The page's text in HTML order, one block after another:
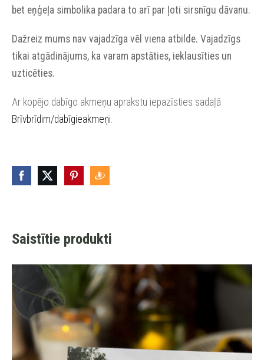
bet eņģeļa simbolika padara to arī par ļoti sirsnīgu dāvanu.
Dažreiz mums nav vajadzīga vēl viena atbilde. Vajadzīgs
tikai atgādinājums, ka varam apstāties, ieklausīties un
uzticēties.
Ar kopējo dabīgo akmeņu aprakstu iepazīsties sadaļā
Brīvbrīdim/dabīgieakmeņi.
Saistītie produkti